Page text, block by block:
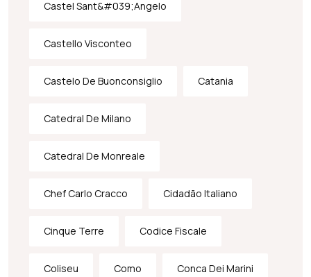
Castel Sant&#039;Angelo
Castello Visconteo
Castelo De Buonconsiglio Catania
Catedral De Milano
Catedral De Monreale
Chef Carlo Cracco Cidadão Italiano
Cinque Terre Codice Fiscale
Coliseu Como Conca Dei Marini